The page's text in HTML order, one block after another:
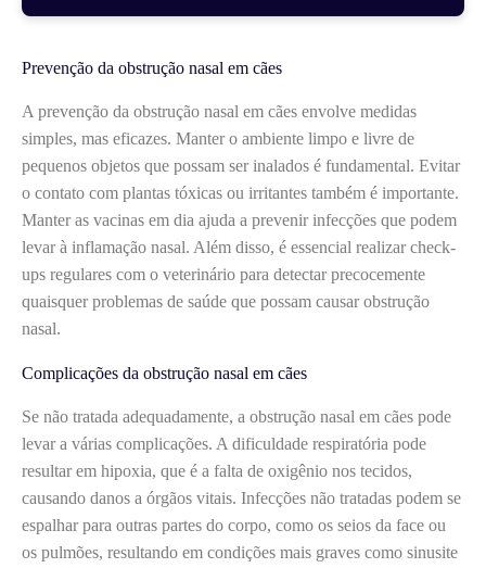
Prevenção da obstrução nasal em cães
A prevenção da obstrução nasal em cães envolve medidas
simples, mas eficazes. Manter o ambiente limpo e livre de
pequenos objetos que possam ser inalados é fundamental. Evitar
o contato com plantas tóxicas ou irritantes também é importante.
Manter as vacinas em dia ajuda a prevenir infecções que podem
levar à inflamação nasal. Além disso, é essencial realizar check-
ups regulares com o veterinário para detectar precocemente
quaisquer problemas de saúde que possam causar obstrução
nasal.
Complicações da obstrução nasal em cães
Se não tratada adequadamente, a obstrução nasal em cães pode
levar a várias complicações. A dificuldade respiratória pode
resultar em hipoxia, que é a falta de oxigênio nos tecidos,
causando danos a órgãos vitais. Infecções não tratadas podem se
espalhar para outras partes do corpo, como os seios da face ou
os pulmões, resultando em condições mais graves como sinusite